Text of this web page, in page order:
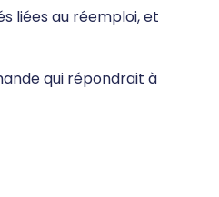
liées au réemploi, et
qui répondrait à